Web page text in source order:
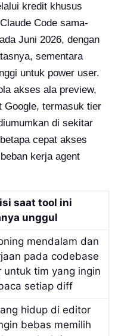
kredit khusus
Code sama-
Juni 2026, dengan
sementara
untuk power user.
akses ala preview,
Google, termasuk tier
di sekitar
cepat akses
kerja agent
saat tool ini
unggul
mendalam dan
pada codebase
untuk tim yang ingin
setiap diff
hidup di editor
bebas memilih